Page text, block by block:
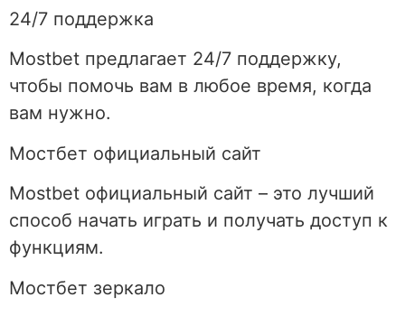
24/7 поддержка
Mostbet предлагает 24/7 поддержку,
чтобы помочь вам в любое время, когда
вам нужно.
Мостбет официальный сайт
Mostbet официальный сайт – это лучший
способ начать играть и получать доступ к
функциям.
Мостбет зеркало